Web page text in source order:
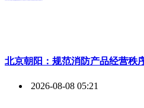
北京朝阳：规范消防产品经营秩
2026-08-08 05:21